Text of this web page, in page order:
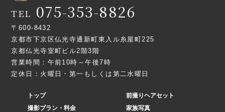
TEL 075-353-8826
〒600-8432
京都市下京区仏光寺通新町東入ル糸屋町225
京都仏光寺室町ビル2階3階
営業時間：午前10時～午後7時
定休日：火曜日・第一もしくは第二水曜日
トップ
撮影プラン・料金
前撮りヘアセット
家族写真